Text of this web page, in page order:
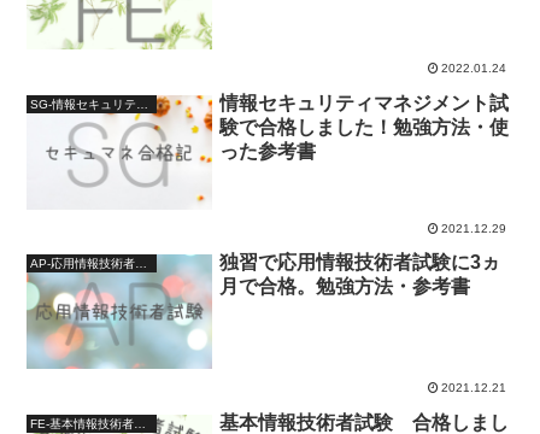
2022.01.24
情報セキュリティマネジメント試
験で合格しました！勉強方法・使
った参考書
2021.12.29
AP-応用情報技術者試験-
独習で応用情報技術者試験に3ヵ
月で合格。勉強方法・参考書
2021.12.21
基本情報技術者試験 合格しまし